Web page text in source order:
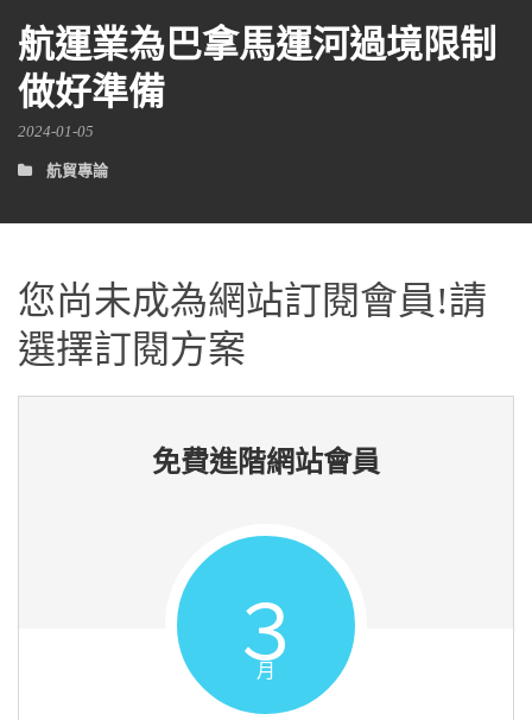
航運業為巴拿馬運河過境限制
做好準備
2024-01-05
航貿專論
您尚未成為網站訂閱會員!請
選擇訂閱方案
免費進階網站會員
３
月